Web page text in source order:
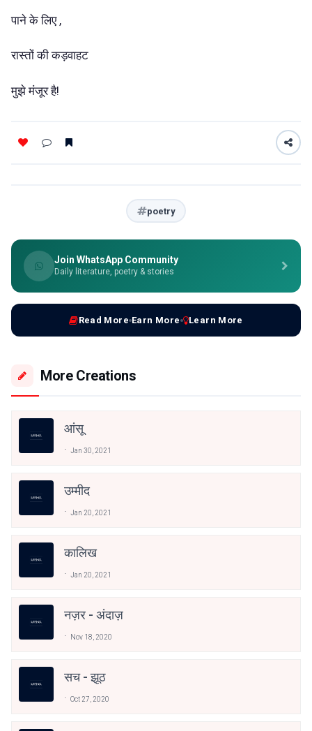
पाने के लिए ,
रास्तों की कड़वाहट
मुझे मंजूर है!
poetry
Join WhatsApp Community
Daily literature, poetry & stories
Read More Earn More Learn More
More Creations
आंसू
Jan 30, 2021
उम्मीद
Jan 20, 2021
कालिख
Jan 20, 2021
नज़र - अंदाज़
Nov 18, 2020
सच - झूठ
Oct 27, 2020